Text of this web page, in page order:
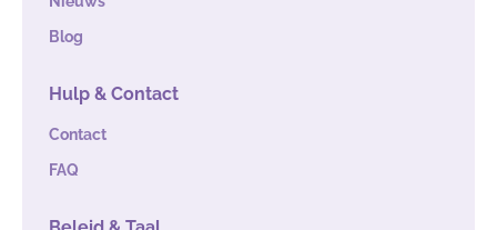
Blog
Hulp & Contact
Contact
FAQ